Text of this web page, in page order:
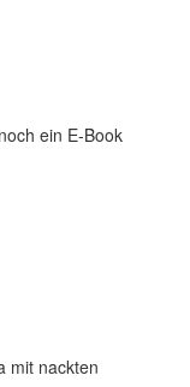
ein E-Book
mit nackten